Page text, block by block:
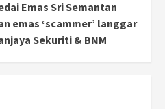
Emas Sri Semantan
emas ‘scammer’ langgar
Sekuriti & BNM